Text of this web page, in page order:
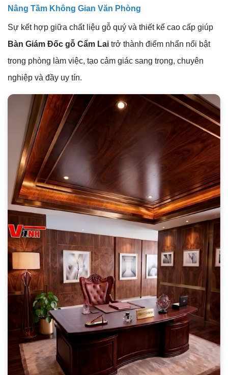
Nâng Tầm Không Gian Văn Phòng
Sự kết hợp giữa chất liệu gỗ quý và thiết kế cao cấp giúp
Bàn Giám Đốc gỗ Cẩm Lai trở thành điểm nhấn nổi bật
trong phòng làm việc, tạo cảm giác sang trọng, chuyên
nghiệp và đầy uy tín.